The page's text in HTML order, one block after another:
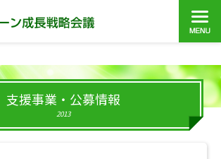
支援事業・公募情報
2013